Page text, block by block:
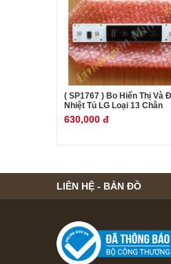
( SP1767 ) Bo Hiển Thị Và
Nhiệt Tủ LG Loại 13 Chân
630,000 đ
LIÊN HỆ - BẢN ĐỒ